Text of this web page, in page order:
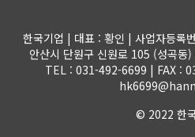
한국기업 | 대표 : 황인 | 사업자등
안산시 단원구 신원로 105 (성곡
TEL : 031-492-6699 | FAX :
© 2022 한